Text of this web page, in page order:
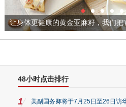
让身体更健康的黄金亚麻籽，我们把它
48小时点击排行
1 美副国务卿将于7月25日至26日访